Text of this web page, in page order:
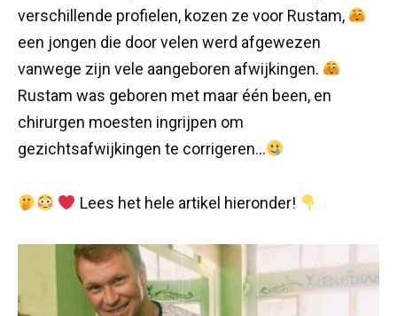
verschillende profielen, kozen ze voor Rustam,
een jongen die door velen werd afgewezen
vanwege zijn vele aangeboren afwijkingen.
Rustam was geboren met maar één been, en
chirurgen moesten ingrijpen om
gezichtsafwijkingen te corrigeren…
Lees het hele artikel hieronder!